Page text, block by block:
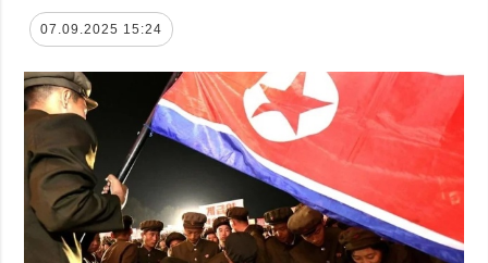
07.09.2025 15:24